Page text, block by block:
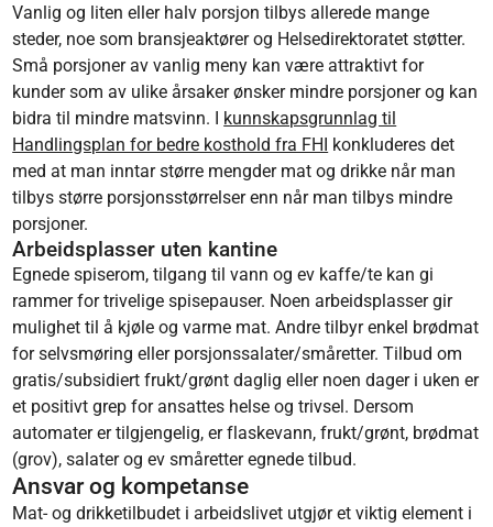
Vanlig og liten eller halv porsjon tilbys allerede mange
steder, noe som bransjeaktører og Helsedirektoratet støtter.
Små porsjoner av vanlig meny kan være attraktivt for
kunder som av ulike årsaker ønsker mindre porsjoner og kan
bidra til mindre matsvinn. I kunnskapsgrunnlag til
Handlingsplan for bedre kosthold fra FHI konkluderes det
med at man inntar større mengder mat og drikke når man
tilbys større porsjonsstørrelser enn når man tilbys mindre
porsjoner.
Arbeidsplasser uten kantine
Egnede spiserom, tilgang til vann og ev kaffe/te kan gi
rammer for trivelige spisepauser. Noen arbeidsplasser gir
mulighet til å kjøle og varme mat. Andre tilbyr enkel brødmat
for selvsmøring eller porsjonssalater/småretter. Tilbud om
gratis/subsidiert frukt/grønt daglig eller noen dager i uken er
et positivt grep for ansattes helse og trivsel. Dersom
automater er tilgjengelig, er flaskevann, frukt/grønt, brødmat
(grov), salater og ev småretter egnede tilbud.
Ansvar og kompetanse
Mat- og drikketilbudet i arbeidslivet utgjør et viktig element i